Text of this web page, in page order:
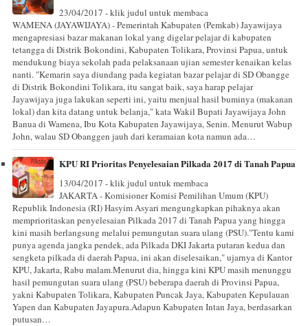
23/04/2017 - klik judul untuk membaca
WAMENA (JAYAWIJAYA) - Pemerintah Kabupaten (Pemkab) Jayawijaya
mengapresiasi bazar makanan lokal yang digelar pelajar di kabupaten
tetangga di Distrik Bokondini, Kabupaten Tolikara, Provinsi Papua, untuk
mendukung biaya sekolah pada pelaksanaan ujian semester kenaikan kelas
nanti. "Kemarin saya diundang pada kegiatan bazar pelajar di SD Obangge
di Distrik Bokondini Tolikara, itu sangat baik, saya harap pelajar
Jayawijaya juga lakukan seperti ini, yaitu menjual hasil buminya (makanan
lokal) dan kita datang untuk belanja," kata Wakil Bupati Jayawijaya John
Banua di Wamena, Ibu Kota Kabupaten Jayawijaya, Senin. Menurut Wabup
John, walau SD Obanggen jauh dari keramaian kota namun ada…
KPU RI Prioritas Penyelesaian Pilkada 2017 di Tanah Papua
13/04/2017 - klik judul untuk membaca
JAKARTA - Komisioner Komisi Pemilihan Umum (KPU)
Republik Indonesia (RI) Hasyim Asyari mengungkapkan pihaknya akan
memprioritaskan penyelesaian Pilkada 2017 di Tanah Papua yang hingga
kini masih berlangsung melalui pemungutan suara ulang (PSU)."Tentu kami
punya agenda jangka pendek, ada Pilkada DKI Jakarta putaran kedua dan
sengketa pilkada di daerah Papua, ini akan diselesaikan," ujarnya di Kantor
KPU, Jakarta, Rabu malam.Menurut dia, hingga kini KPU masih menunggu
hasil pemungutan suara ulang (PSU) beberapa daerah di Provinsi Papua,
yakni Kabupaten Tolikara, Kabupaten Puncak Jaya, Kabupaten Kepulauan
Yapen dan Kabupaten Jayapura.Adapun Kabupaten Intan Jaya, berdasarkan
putusan…